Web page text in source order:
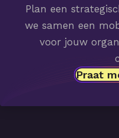
Plan een
we samen een
voor jouw
Praat